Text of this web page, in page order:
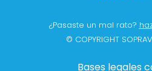
¿Pasaste un mal rato?
© COPYRIGHT
Bases legales